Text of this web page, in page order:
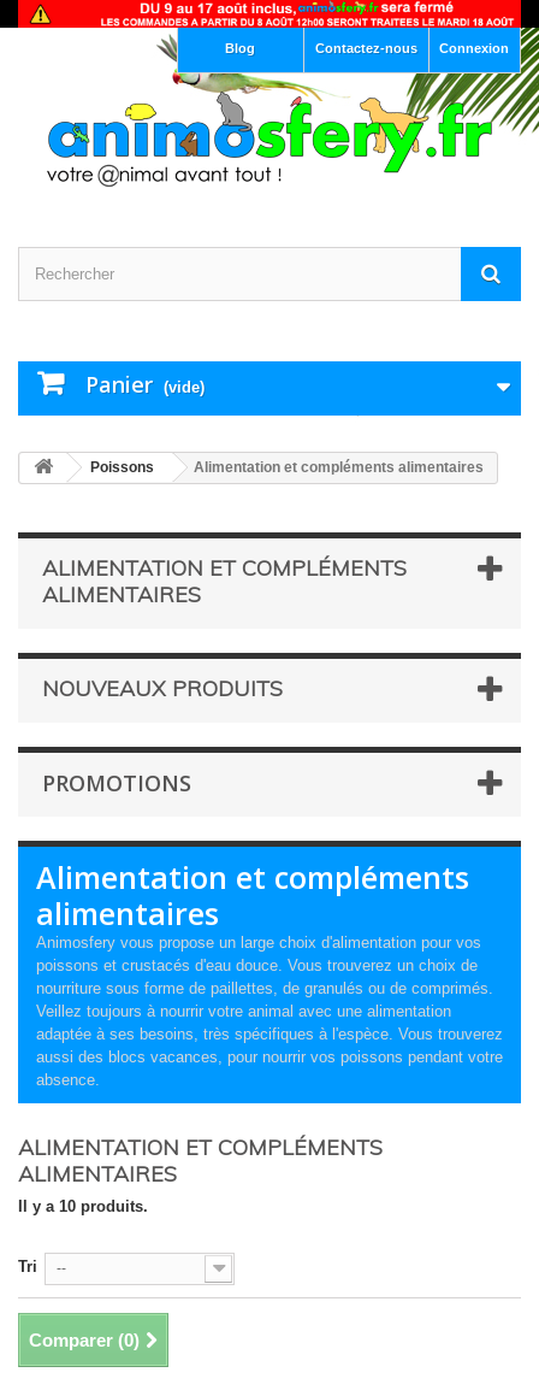
Connexion
Contactez-nous
Blog
Panier (vide)
Poissons Alimentation et compléments alimentaires
ALIMENTATION ET COMPLÉMENTS
ALIMENTAIRES
NOUVEAUX PRODUITS
PROMOTIONS
Alimentation et compléments
alimentaires
Animosfery vous propose un large choix d'alimentation pour vos
poissons et crustacés d'eau douce. Vous trouverez un choix de
nourriture sous forme de paillettes, de granulés ou de comprimés.
Veillez toujours à nourrir votre animal avec une alimentation
adaptée à ses besoins, très spécifiques à l'espèce. Vous trouverez
aussi des blocs vacances, pour nourrir vos poissons pendant votre
absence.
ALIMENTATION ET COMPLÉMENTS
ALIMENTAIRES
Il y a 10 produits.
Tri --
Comparer (0)